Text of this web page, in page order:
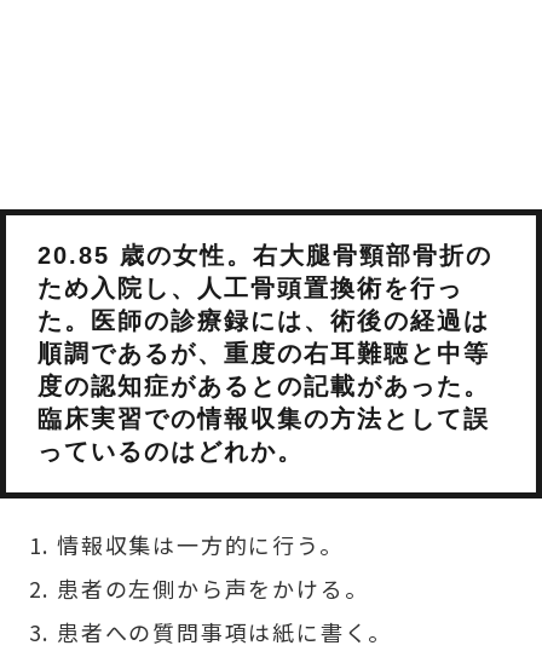
20.85 歳の女性。右大腿骨頸部骨折の
ため入院し、人工骨頭置換術を行っ
た。医師の診療録には、術後の経過は
順調であるが、重度の右耳難聴と中等
度の認知症があるとの記載があった。
臨床実習での情報収集の方法として誤
っているのはどれか。
情報収集は一方的に行う。
患者の左側から声をかける。
患者への質問事項は紙に書く。